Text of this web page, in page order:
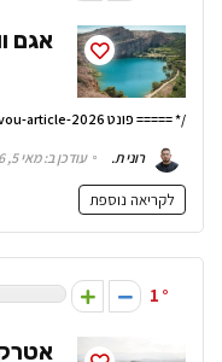
אגם
/* ===== פונט Heebo ===== */ .vou-article-2026, .vou-article-2026 ...
רוני ת. עודכן ב: מאי 5, 2026
לקריאה נוספת
1